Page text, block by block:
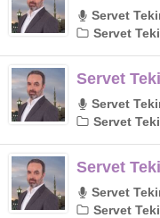
Servet
Servet
Servet
Servet
Servet
Servet
Servet
Servet